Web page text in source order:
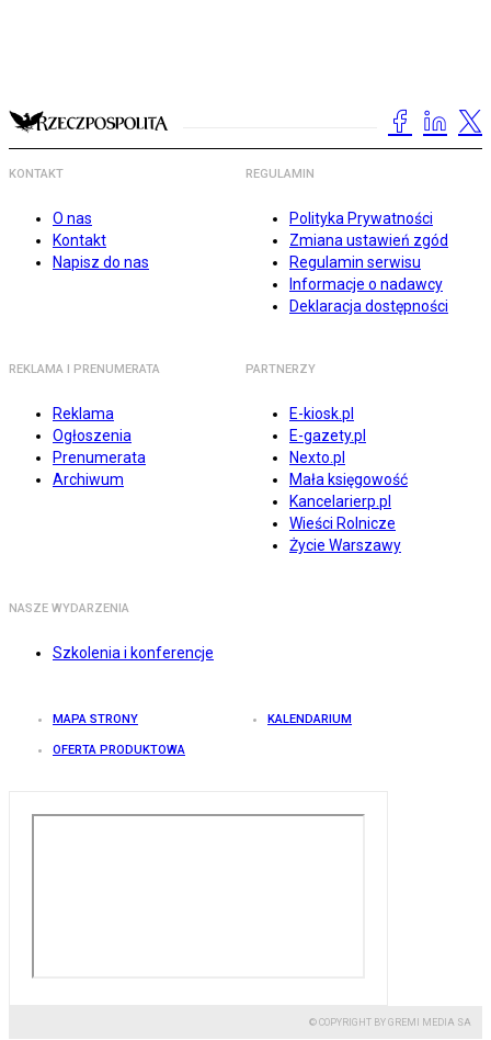
KONTAKT
O nas
Kontakt
Napisz do nas
REGULAMIN
Polityka Prywatności
Zmiana ustawień zgód
Regulamin serwisu
Informacje o nadawcy
Deklaracja dostępności
REKLAMA I PRENUMERATA
Reklama
Ogłoszenia
Prenumerata
Archiwum
PARTNERZY
E-kiosk.pl
E-gazety.pl
Nexto.pl
Mała księgowość
Kancelarierp.pl
Wieści Rolnicze
Życie Warszawy
NASZE WYDARZENIA
Szkolenia i konferencje
MAPA STRONY KALENDARIUM
OFERTA PRODUKTOWA
© COPYRIGHT BY GREMI MEDIA SA